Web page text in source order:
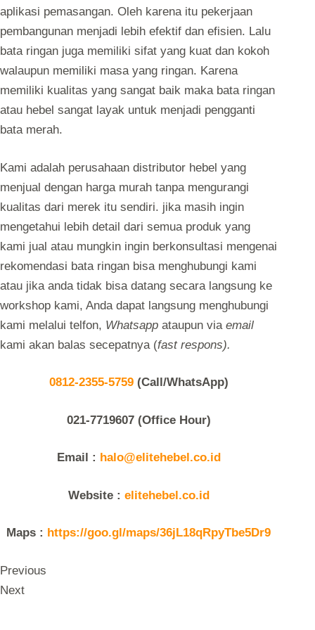
aplikasi pemasangan. Oleh karena itu pekerjaan
pembangunan menjadi lebih efektif dan efisien. Lalu
bata ringan juga memiliki sifat yang kuat dan kokoh
walaupun memiliki masa yang ringan. Karena
memiliki kualitas yang sangat baik maka bata ringan
atau hebel sangat layak untuk menjadi pengganti
bata merah.
Kami adalah perusahaan distributor hebel yang
menjual dengan harga murah tanpa mengurangi
kualitas dari merek itu sendiri. jika masih ingin
mengetahui lebih detail dari semua produk yang
kami jual atau mungkin ingin berkonsultasi mengenai
rekomendasi bata ringan bisa menghubungi kami
atau jika anda tidak bisa datang secara langsung ke
workshop kami, Anda dapat langsung menghubungi
kami melalui telfon, Whatsapp ataupun via email
kami akan balas secepatnya (fast respons).
0812-2355-5759(Call/WhatsApp)
021-7719607 (Office Hour)
Email : halo@elitehebel.co.id
Website : elitehebel.co.id
Maps : https://goo.gl/maps/36jL18qRpyTbe5Dr9
Previous
Next